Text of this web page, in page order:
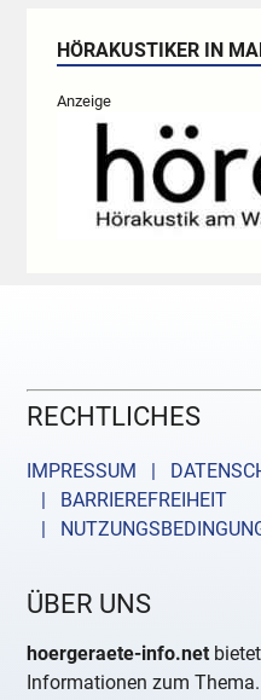
HÖRAKUSTIKER IN
Anzeige
RECHTLICHES
IMPRESSUM |
| BARRIEREFREIHEIT
|
ÜBER UNS
hoergeraete-info.net
Informationen zum